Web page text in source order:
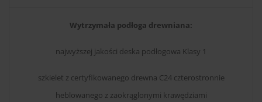
Wytrzymała podłoga drewniana:
najwyższej jakości deska podłogowa Klasy 1
szkielet z certyfikowanego drewna C24 czterostronnie
heblowanego z zaokrąglonymi krawędziami